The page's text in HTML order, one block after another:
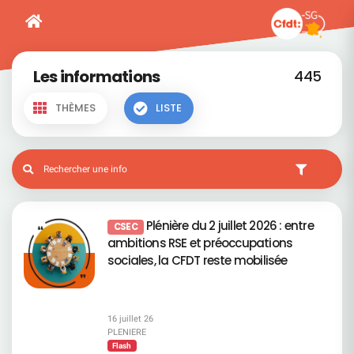
Les informations 445
THÈMES LISTE
CSEC Plénière du 2 juillet 2026 : entre
ambitions RSE et préoccupations
sociales, la CFDT reste mobilisée
16 juillet 26
PLENIERE
Flash